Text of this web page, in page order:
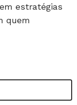
estratégias
quem